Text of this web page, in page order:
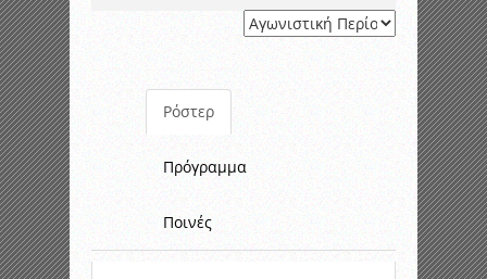
Ρόστερ
Πρόγραμμα
Ποινές